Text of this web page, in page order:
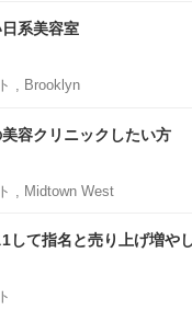
系美容室
, Brooklyn
容クリニックしたい方
, Midtown West
して指名と売り上げ増や